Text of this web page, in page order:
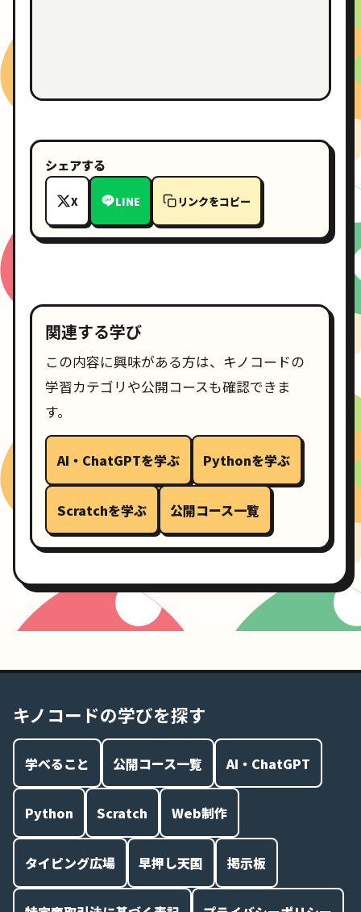
シェアする
X LINE リンクをコピー
関連する学び
この内容に興味がある方は、キノコードの
学習カテゴリや公開コースも確認できま
す。
AI・ChatGPTを学ぶ Pythonを学ぶ
Scratchを学ぶ 公開コース一覧
キノコードの学びを探す
学べること 公開コース一覧 AI・ChatGPT
Python Scratch Web制作
タイピング広場 早押し天国 掲示板